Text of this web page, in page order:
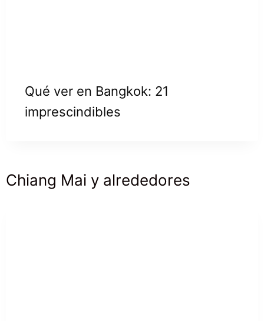
Qué ver en Bangkok: 21
imprescindibles
Chiang Mai y alrededores